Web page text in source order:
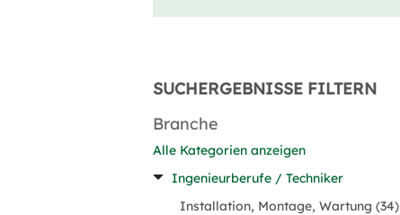
SUCHERGEBNISSE FILTERN
Branche
Alle Kategorien anzeigen
Ingenieurberufe / Techniker
Installation, Montage, Wartung (34)